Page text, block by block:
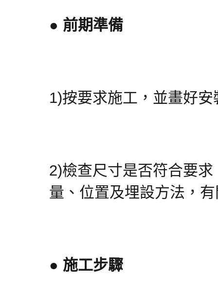
● 前期準備
1)按要求施工，並畫好安
2)檢查尺寸是否符合要
量、位置及埋設方法，
● 施工步驟